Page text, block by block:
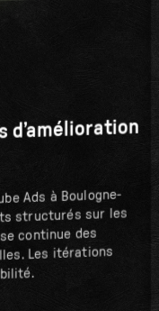
Ads à Boulogne-
structurés sur les
continue des
Les itérations